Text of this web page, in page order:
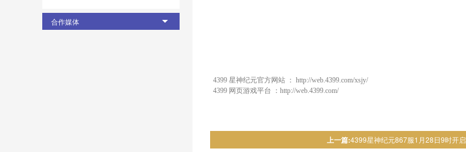
合作媒体
4399 星神纪元官方网站 ： http://web.4399.com/xsjy/
4399 网页游戏平台 ： http://web.4399.com/
上一篇:4399星神纪元867服1月28日9时开启